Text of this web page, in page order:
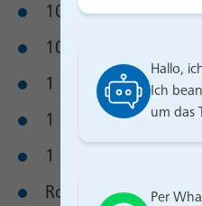
100 g getrocknete
100 g Parmesan
1 Stück Mozzarella
1 Bund
1 Knoblauchzehe
Rosmarin
Hallo,
Ich
um das
Per